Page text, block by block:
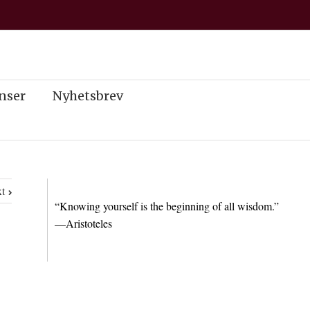
Nyhetsbrev
“Knowing yourself is the beginning of all wisdom.”
—Aristoteles